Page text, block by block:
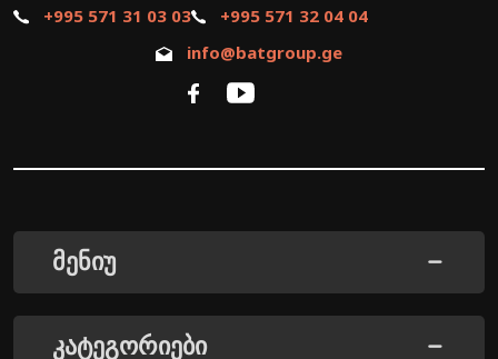
+995 571 31 03 03
+995 571 32 04 04
info@batgroup.ge
მენიუ
კატეგორიები